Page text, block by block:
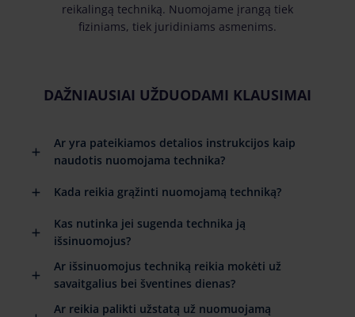
reikalingą techniką. Nuomojame įrangą tiek
fiziniams, tiek juridiniams asmenims.
DAŽNIAUSIAI UŽDUODAMI KLAUSIMAI
Ar yra pateikiamos detalios instrukcijos kaip
naudotis nuomojama technika?
Kada reikia grąžinti nuomojamą techniką?
Kas nutinka jei sugenda technika ją
išsinuomojus?
Ar išsinuomojus techniką reikia mokėti už
savaitgalius bei šventines dienas?
Ar reikia palikti užstatą už nuomuojamą